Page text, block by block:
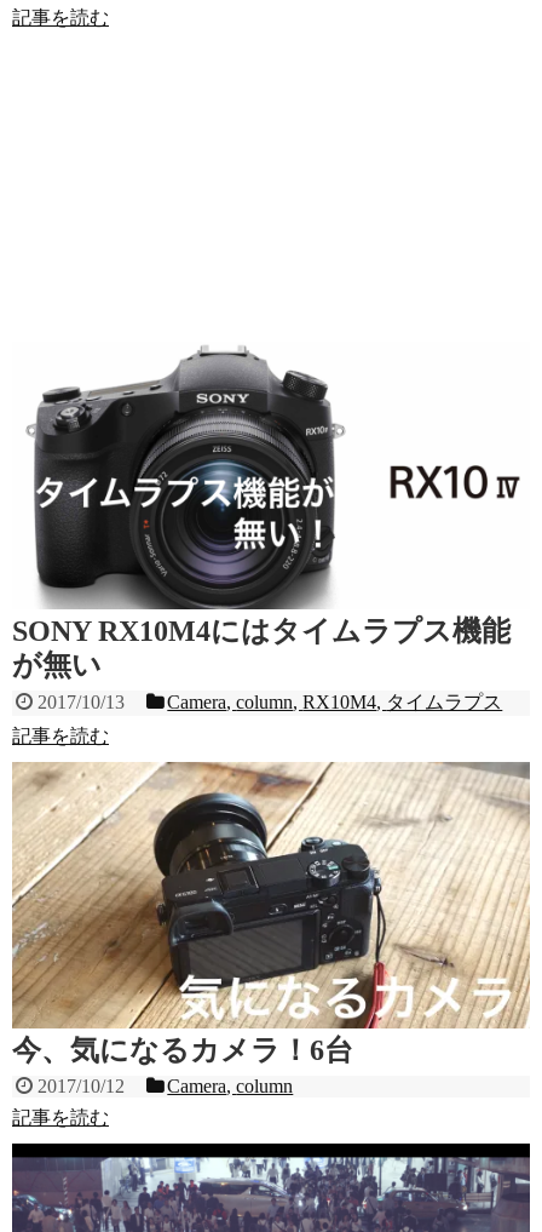
記事を読む
SONY RX10M4にはタイムラプス機能
が無い
2017/10/13 Camera,column,RX10M4, タイムラプス
記事を読む
今、気になるカメラ！6台
2017/10/12 Camera,column
記事を読む